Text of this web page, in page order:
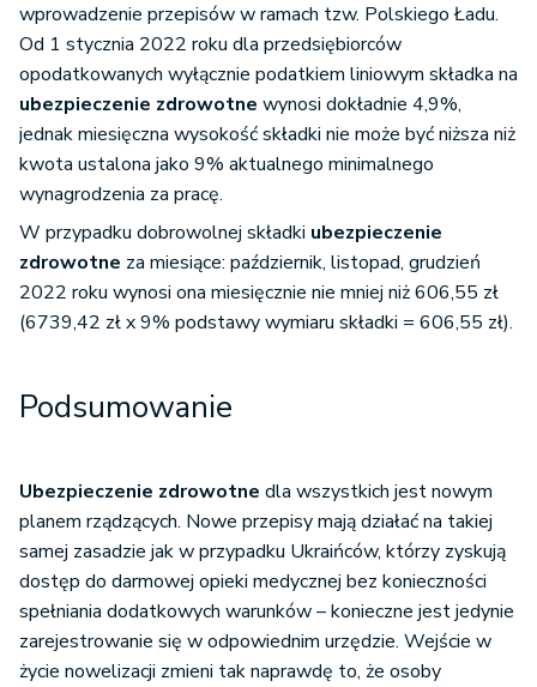
wprowadzenie przepisów w ramach tzw. Polskiego Ładu.
Od 1 stycznia 2022 roku dla przedsiębiorców
opodatkowanych wyłącznie podatkiem liniowym składka na
ubezpieczenie zdrowotne wynosi dokładnie 4,9%,
jednak miesięczna wysokość składki nie może być niższa niż
kwota ustalona jako 9% aktualnego minimalnego
wynagrodzenia za pracę.
W przypadku dobrowolnej składki ubezpieczenie
zdrowotne za miesiące: październik, listopad, grudzień
2022 roku wynosi ona miesięcznie nie mniej niż 606,55 zł
(6739,42 zł x 9% podstawy wymiaru składki = 606,55 zł).
Podsumowanie
Ubezpieczenie zdrowotne dla wszystkich jest nowym
planem rządzących. Nowe przepisy mają działać na takiej
samej zasadzie jak w przypadku Ukraińców, którzy zyskują
dostęp do darmowej opieki medycznej bez konieczności
spełniania dodatkowych warunków – konieczne jest jedynie
zarejestrowanie się w odpowiednim urzędzie. Wejście w
życie nowelizacji zmieni tak naprawdę to, że osoby